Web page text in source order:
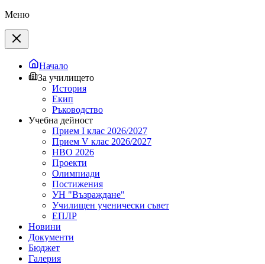
Меню
Начало
За училището
История
Екип
Ръководство
Учебна дейност
Прием I клас 2026/2027
Прием V клас 2026/2027
НВО 2026
Проекти
Олимпиади
Постижения
УН "Възраждане"
Училищен ученически съвет
ЕПЛР
Новини
Документи
Бюджет
Галерия